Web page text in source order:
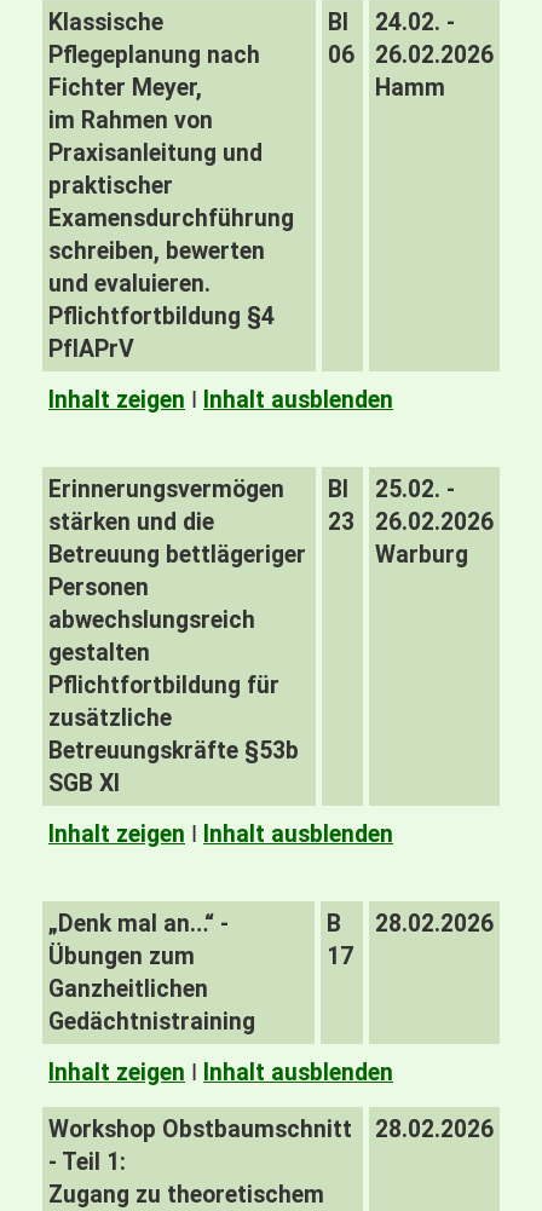
Klassische
Pflegeplanung nach
Fichter Meyer,
im Rahmen von
Praxisanleitung und
praktischer
Examensdurchführung
schreiben, bewerten
und evaluieren.
Pflichtfortbildung §4
PfIAPrV
BI
06
24.02. -
26.02.2026
Hamm
Inhalt zeigen I Inhalt ausblenden
Erinnerungsvermögen
stärken und die
Betreuung bettlägeriger
Personen
abwechslungsreich
gestalten
Pflichtfortbildung für
zusätzliche
Betreuungskräfte §53b
SGB XI
BI
23
25.02. -
26.02.2026
Warburg
Inhalt zeigen I Inhalt ausblenden
„Denk mal an…“ -
Übungen zum
Ganzheitlichen
Gedächtnistraining
B
17
28.02.2026
Inhalt zeigen I Inhalt ausblenden
Workshop Obstbaumschnitt
- Teil 1:
Zugang zu theoretischem
28.02.2026